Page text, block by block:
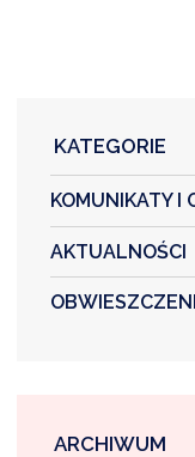
KATEGORIE
KOMUNIKATY I
AKTUALNOŚCI
ARCHIWUM